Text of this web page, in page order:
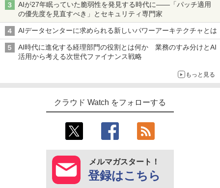
AIが27年眠っていた脆弱性を発見する時代に――「パッチ適用
の優先度を見直すべき」とセキュリティ専門家
AIデータセンターに求められる新しいパワーアーキテクチャとは
AI時代に進化する経理部門の役割とは何か 業務のすみ分けとAI
活用から考える次世代ファイナンス戦略
もっと見る
クラウド Watch をフォローする
メルマガスタート！
登録はこちら